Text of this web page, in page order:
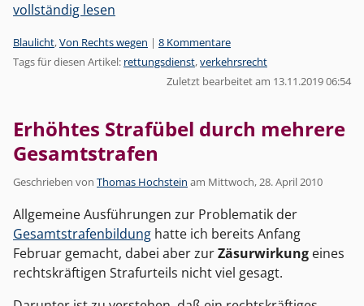
vollständig lesen
Kategorien:
Blaulicht,Von Rechts wegen | 8 Kommentare
Tags für diesen Artikel: rettungsdienst,verkehrsrecht
Zuletzt bearbeitet am 13.11.2019 06:54
Erhöhtes Strafübel durch mehrere
Gesamtstrafen
Geschrieben von Thomas Hochstein am Mittwoch, 28. April 2010
Allgemeine Ausführungen zur Problematik der
Gesamtstrafenbildung hatte ich bereits Anfang
Februar gemacht, dabei aber zurZäsurwirkung eines
rechtskräftigen Strafurteils nicht viel gesagt.